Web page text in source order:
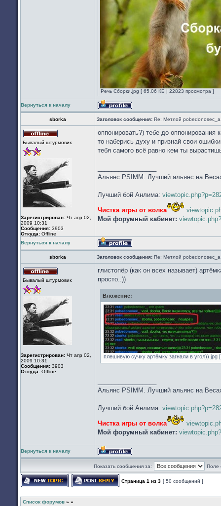
Речь Сборки.jpg [ 65.06 КБ | 22823 просмотра ]
Вернуться к началу
Профиль
sborka
Заголовок сообщения: Re: Метлой pobedonosec_а
в
Бывалый штурмовик
Зарегистрирован: Чт апр 02,
2009 10:31
Сообщения: 3903
Откуда: Offline
оппонировать?) тебе до оппонирования
то наберись духу и признай свои
тебя самого всё равно кем ты
Альянс PSIMM. Лучший альянс на
Лучший бой Анлима:
Чистка игры от волка
Мой форумный кабинет:
Вернуться к началу
Профиль
sborka
Заголовок сообщения: Re: Метлой pobedonosec_а
в
Бывалый штурмовик
Зарегистрирован: Чт апр 02,
2009 10:31
Сообщения: 3903
Откуда: Offline
глистопёр (как он всех называет)
просто..))
Вложение:
плешивую сучку артёмку загнали в угол)).jpg
Альянс PSIMM. Лучший альянс на
Лучший бой Анлима:
Чистка игры от волка
Мой форумный кабинет:
Вернуться к началу
Профиль
Показать сообщения за:
Поле
Страница 1 из 3 [ 50 сообщений ]
Список форумов » »